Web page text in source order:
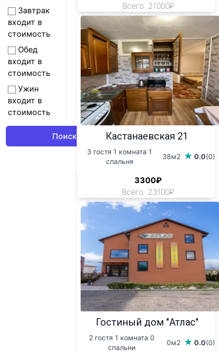
Завтрак
входит в
стоимость
Обед
входит в
стоимость
Ужин
входит в
стоимость
Всего: 21000₽
Кастанаевская 21
3 гостя 1 комната 1
спальня
38м2 0.0(0)
3300₽
Всего: 23100₽
Гостиный дом "Атлас"
2 гостя 1 комната 0
спальни
0м2 0.0(0)